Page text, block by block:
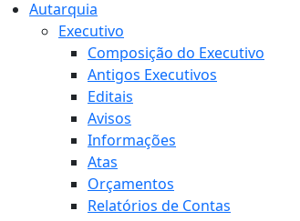
Autarquia
Executivo
Composição do Executivo
Antigos Executivos
Editais
Avisos
Informações
Atas
Orçamentos
Relatórios de Contas